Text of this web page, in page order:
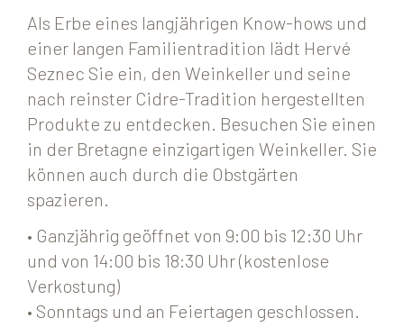
Als Erbe eines langjährigen Know-hows und
einer langen Familientradition lädt Hervé
Seznec Sie ein, den Weinkeller und seine
nach reinster Cidre-Tradition hergestellten
Produkte zu entdecken. Besuchen Sie einen
in der Bretagne einzigartigen Weinkeller. Sie
können auch durch die Obstgärten
spazieren.
• Ganzjährig geöffnet von 9:00 bis 12:30 Uhr
und von 14:00 bis 18:30 Uhr (kostenlose
Verkostung)
• Sonntags und an Feiertagen geschlossen.